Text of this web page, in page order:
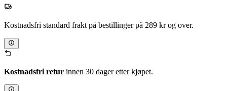
Kostnadsfri standard frakt på bestillinger på 289 kr og over.
Kostnadsfri retur innen 30 dager etter kjøpet.